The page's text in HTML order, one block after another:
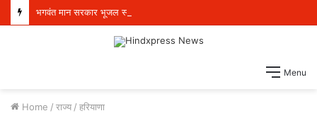
Menu
Home / राज्य / हरियाणा